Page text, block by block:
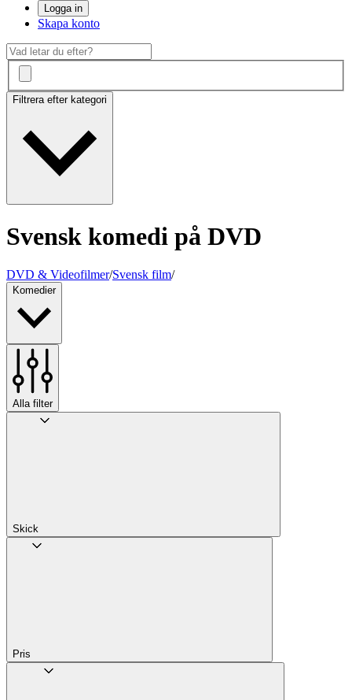
Logga in
Skapa konto
Filtrera efter kategori
Svensk komedi på DVD
DVD & Videofilmer/Svensk film/
Komedier
Alla filter
Skick
Pris